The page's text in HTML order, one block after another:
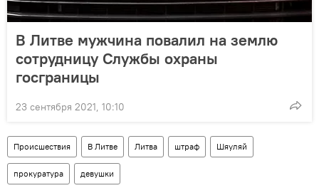
В Литве мужчина повалил на землю
сотрудницу Службы охраны
госграницы
23 сентября 2021, 10:10
Происшествия В Литве Литва штраф Шяуляй
прокуратура девушки